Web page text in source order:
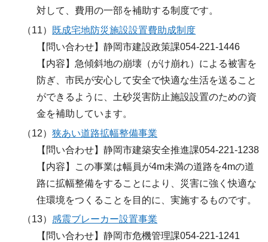
対して、費用の一部を補助する制度です。
（11）
既成宅地防災施設設置費助成制度
【問い合わせ】静岡市建設政策課054-221-1446
【内容】急傾斜地の崩壊（がけ崩れ）による被害を
防ぎ、市民が安心して安全で快適な生活を送ること
ができるように、土砂災害防止施設設置のための資
金を補助しています。
（12）狭あい道路拡幅整備事業
【問い合わせ】静岡市建築安全推進課054-221-1238
【内容】この事業は幅員が4m未満の道路を4mの道
路に拡幅整備をすることにより、災害に強く快適な
住環境をつくることを目的に、実施するものです。
（13）感震ブレーカー設置事業
【問い合わせ】静岡市危機管理課054-221-1241